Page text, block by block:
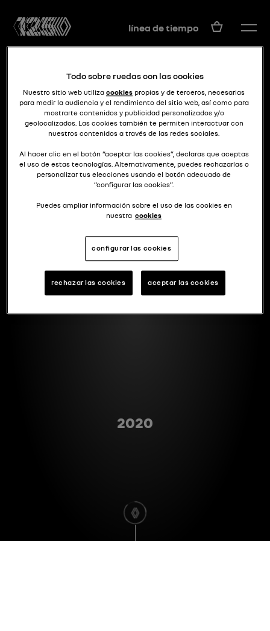
línea de tiempo ES
Type A
MORPHOZ
2020
scroll
Todo sobre ruedas con las cookies
Nuestro sitio web utiliza cookies propias y de terceros, necesarias
para medir la audiencia y el rendimiento del sitio web, así como para
mostrarte contenidos y publicidad personalizados y/o
geolocalizados. Las cookies también te permiten interactuar con
nuestros contenidos a través de las redes sociales.
Al hacer clic en el botón “aceptar las cookies”, declaras que aceptas
el uso de estas tecnologías. Alternativamente, puedes rechazarlas o
personalizar tus elecciones usando el botón adecuado de
“configurar las cookies”.
Puedes ampliar información sobre el uso de las cookies en
nuestra cookies
configurar las cookies
rechazar las cookies aceptar las cookies